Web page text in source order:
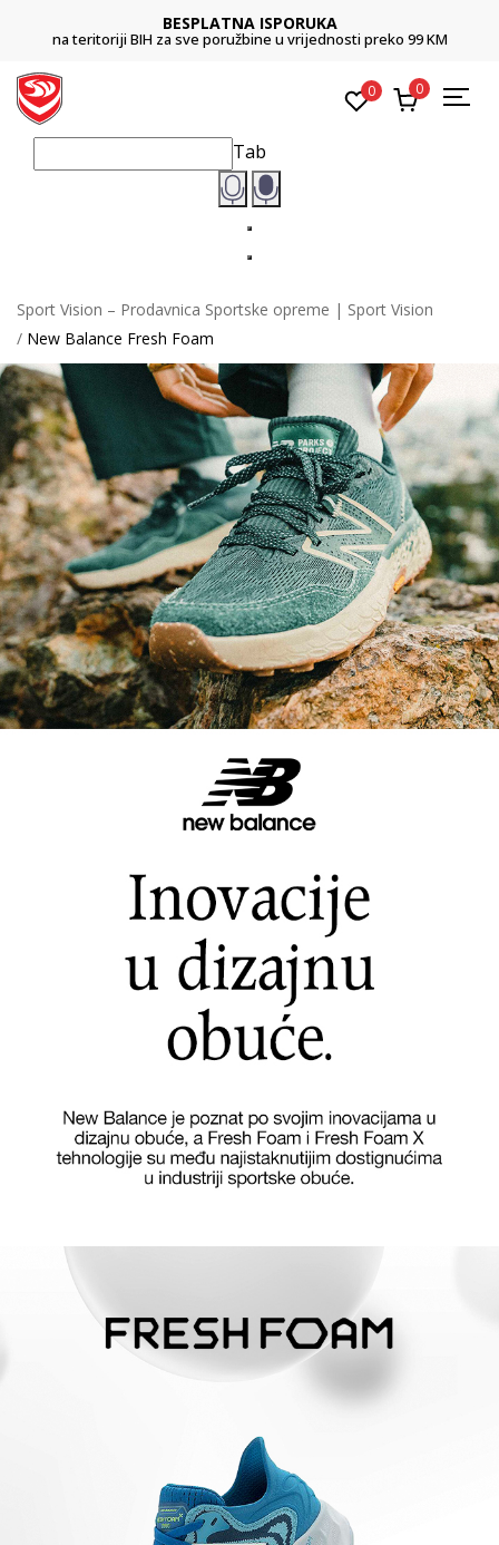
BESPLATNA ISPORUKA
na teritoriji BIH za sve poružbine u vrijednosti preko 99 KM
0 0
Tab
Sport Vision – Prodavnica Sportske opreme | Sport Vision
New Balance Fresh Foam